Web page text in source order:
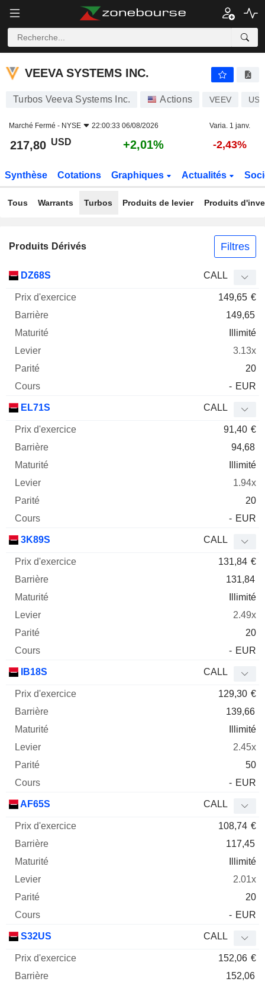
VEEVA SYSTEMS INC.
VEEVA SYSTEMS INC.
Turbos Veeva Systems Inc. Actions VEEV
Marché Fermé - NYSE 22:00:33 06/08/2026 Varia. 1 janv.
217,80 USD +2,01% -2,43%
Synthèse Cotations Graphiques Actualités
Tous Warrants Turbos Produits de levier Produits
Produits Dérivés Filtres
Mnemo Type
DZ68S CALL
149,65 €
149,65
Illimité
3.13x
20
- EUR
EL71S CALL
91,40 €
94,68
Illimité
1.94x
20
- EUR
3K89S CALL
131,84 €
131,84
Illimité
2.49x
20
- EUR
IB18S CALL
129,30 €
139,66
Illimité
2.45x
50
- EUR
AF65S CALL
108,74 €
117,45
Illimité
2.01x
20
- EUR
S32US CALL
152,06 €
152,06